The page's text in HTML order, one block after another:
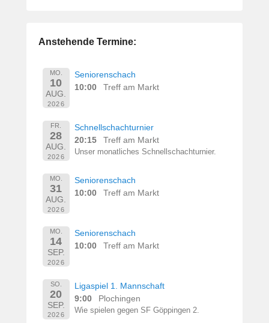
Anstehende Termine:
MO.
10
AUG.
2026
Seniorenschach
10:00
Treff am Markt
FR.
28
AUG.
2026
Schnellschachturnier
20:15
Treff am Markt
Unser monatliches Schnellschachturnier.
MO.
31
AUG.
2026
Seniorenschach
10:00
Treff am Markt
MO.
14
SEP.
2026
Seniorenschach
10:00
Treff am Markt
SO.
20
SEP.
2026
Ligaspiel 1. Mannschaft
9:00
Plochingen
Wie spielen gegen SF Göppingen 2.